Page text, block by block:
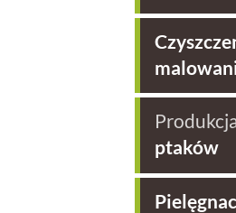
ptaków